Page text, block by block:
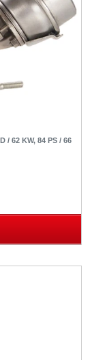
62 KW, 84 PS / 66